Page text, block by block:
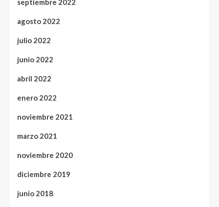
septiembre 2022
agosto 2022
julio 2022
junio 2022
abril 2022
enero 2022
noviembre 2021
marzo 2021
noviembre 2020
diciembre 2019
junio 2018